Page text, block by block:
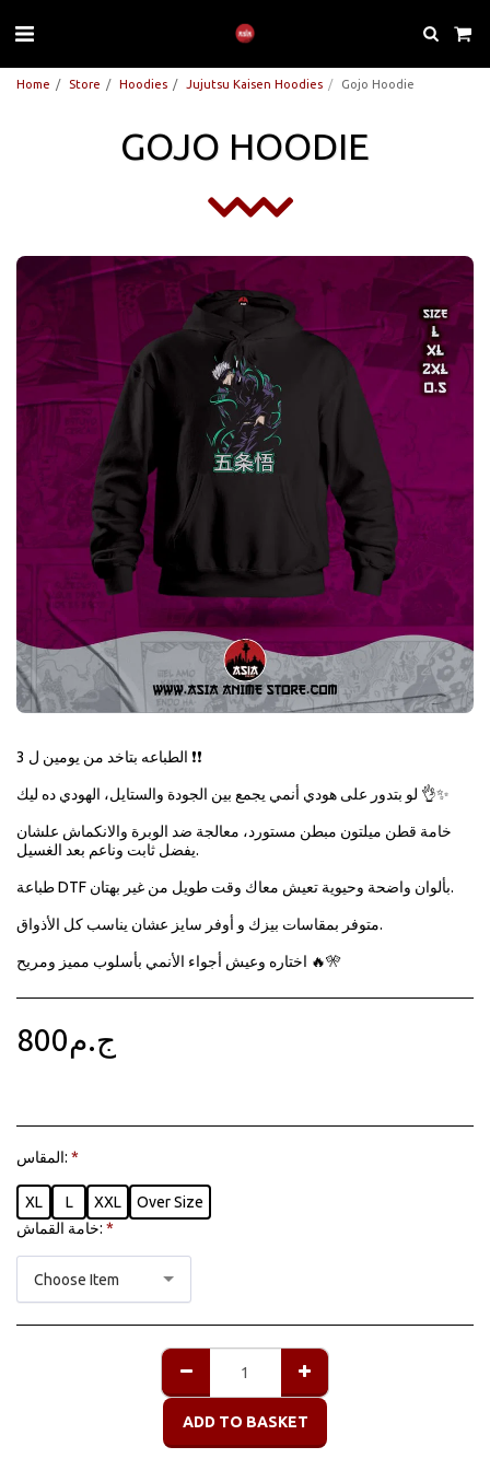
Home Store Hoodies Jujutsu Kaisen Hoodies Gojo Hoodie
GOJO HOODIE
الطباعه بتاخد من يومين ل 3 ❗❗
لو بتدور على هودي أنمي يجمع بين الجودة والستايل، الهودي ده ليك 👌✨
خامة قطن ميلتون مبطن مستورد، معالجة ضد الوبرة والانكماش علشان
يفضل ثابت وناعم بعد الغسيل.
طباعة DTF بألوان واضحة وحيوية تعيش معاك وقت طويل من غير بهتان.
متوفر بمقاسات بيزك و أوفر سايز عشان يناسب كل الأذواق.
اختاره وعيش أجواء الأنمي بأسلوب مميز ومريح 🔥🎌
ج.م800
المقاس: *
XL L XXL
Over Size
خامة القماش: *
Choose Item
ADD TO BASKET